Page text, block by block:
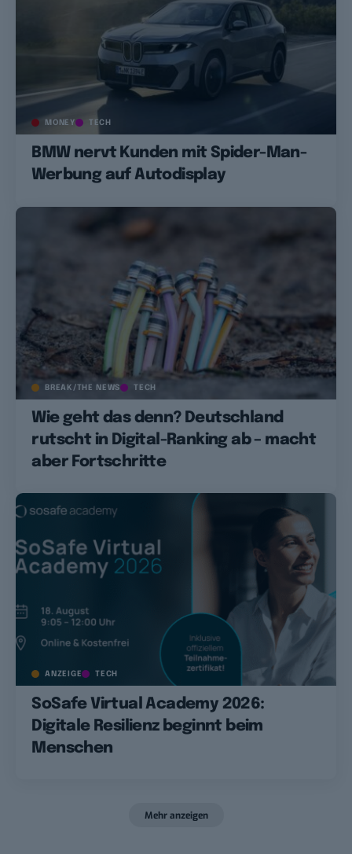
MONEY TECH
BMW nervt Kunden mit Spider-Man-
Werbung auf Autodisplay
BREAK/THE NEWS TECH
Wie geht das denn? Deutschland
rutscht in Digital-Ranking ab – macht
aber Fortschritte
ANZEIGE TECH
SoSafe Virtual Academy 2026:
Digitale Resilienz beginnt beim
Menschen
Mehr anzeigen